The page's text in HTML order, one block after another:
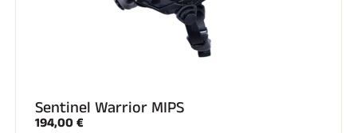
Sentinel Warrior MIPS
194,00 €